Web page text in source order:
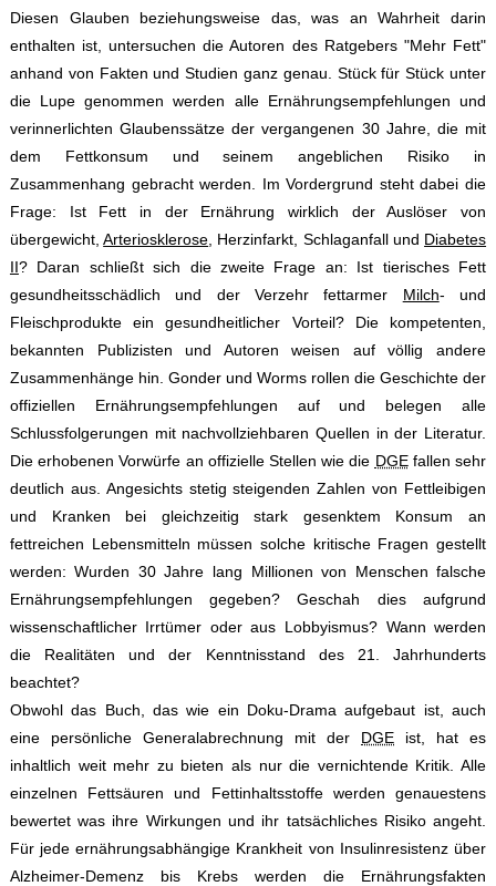
Diesen Glauben beziehungsweise das, was an Wahrheit darin
enthalten ist, untersuchen die Autoren des Ratgebers "Mehr Fett"
anhand von Fakten und Studien ganz genau. Stück für Stück unter
die Lupe genommen werden alle Ernährungsempfehlungen und
verinnerlichten Glaubenssätze der vergangenen 30 Jahre, die mit
dem Fettkonsum und seinem angeblichen Risiko in
Zusammenhang gebracht werden. Im Vordergrund steht dabei die
Frage: Ist Fett in der Ernährung wirklich der Auslöser von
übergewicht,Arteriosklerose , Herzinfarkt, Schlaganfall und Diabetes
II? Daran schließt sich die zweite Frage an: Ist tierisches Fett
gesundheitsschädlich und der Verzehr fettarmer Milch- und
Fleischprodukte ein gesundheitlicher Vorteil? Die kompetenten,
bekannten Publizisten und Autoren weisen auf völlig andere
Zusammenhänge hin. Gonder und Worms rollen die Geschichte der
offiziellen Ernährungsempfehlungen auf und belegen alle
Schlussfolgerungen mit nachvollziehbaren Quellen in der Literatur.
Die erhobenen Vorwürfe an offizielle Stellen wie die DGEfallen sehr
deutlich aus. Angesichts stetig steigenden Zahlen von Fettleibigen
und Kranken bei gleichzeitig stark gesenktem Konsum an
fettreichen Lebensmitteln müssen solche kritische Fragen gestellt
werden: Wurden 30 Jahre lang Millionen von Menschen falsche
Ernährungsempfehlungen gegeben? Geschah dies aufgrund
wissenschaftlicher Irrtümer oder aus Lobbyismus? Wann werden
die Realitäten und der Kenntnisstand des 21. Jahrhunderts
beachtet?
Obwohl das Buch, das wie ein Doku-Drama aufgebaut ist, auch
eine persönliche Generalabrechnung mit der DGE ist, hat es
inhaltlich weit mehr zu bieten als nur die vernichtende Kritik. Alle
einzelnen Fettsäuren und Fettinhaltsstoffe werden genauestens
bewertet was ihre Wirkungen und ihr tatsächliches Risiko angeht.
Für jede ernährungsabhängige Krankheit von Insulinresistenz über
Alzheimer-Demenz bis Krebs werden die Ernährungsfakten